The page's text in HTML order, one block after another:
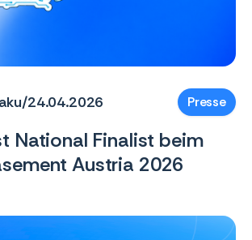
/24.04.2026 Presse
National Finalist beim
Austria 2026